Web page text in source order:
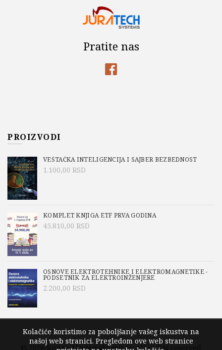
Pratite nas
PROIZVODI
VEŠTAČKA INTELIGENCIJA I SAJBER BEZBEDNOST
1.100,00 RSD
KOMPLET KNJIGA ETF PRVA GODINA
45.810,00 RSD
OSNOVE ELEKTROTEHNIKE I ELEKTROMAGNETIKE -
PODSETNIK ZA ELEKTROINŽENJERE
2.200,00 RSD
© 2026 Knjige Akademska misao. All rights reserved
Kolačiće koristimo za poboljšanje vašeg iskustva na
našoj web stranici. Pregledom ove web stranice